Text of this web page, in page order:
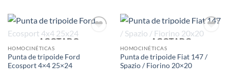
AGOTADO
HOMOCINÉTICAS
Punta de tripoide Ford
Ecosport 4×4 25×24
AGOTADO
HOMOCINÉTICAS
Punta de tripoide Fiat 147 /
Spazio / Fiorino 20×20